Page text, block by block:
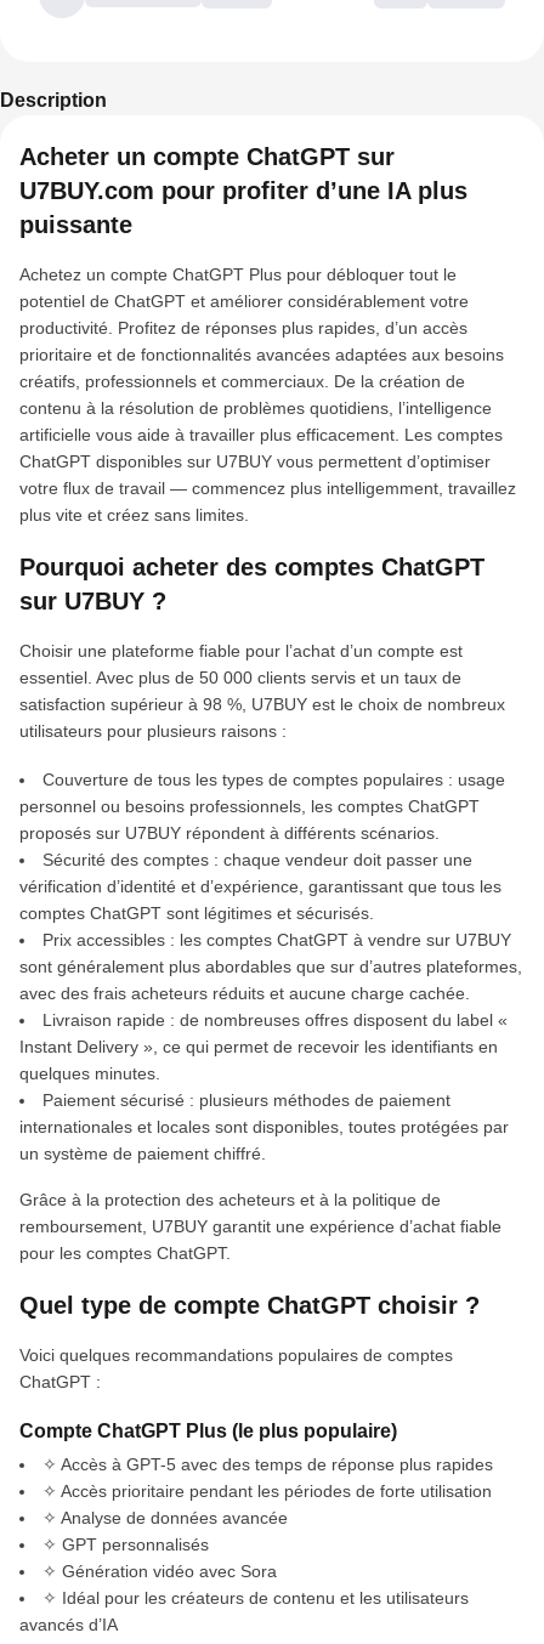
Description
Acheter un compte ChatGPT sur
U7BUY.com pour profiter d’une IA plus
puissante
Achetez un compte ChatGPT Plus pour débloquer tout le
potentiel de ChatGPT et améliorer considérablement votre
productivité. Profitez de réponses plus rapides, d’un accès
prioritaire et de fonctionnalités avancées adaptées aux besoins
créatifs, professionnels et commerciaux. De la création de
contenu à la résolution de problèmes quotidiens, l’intelligence
artificielle vous aide à travailler plus efficacement. Les comptes
ChatGPT disponibles sur U7BUY vous permettent d’optimiser
votre flux de travail — commencez plus intelligemment, travaillez
plus vite et créez sans limites.
Pourquoi acheter des comptes ChatGPT
sur U7BUY ?
Choisir une plateforme fiable pour l’achat d’un compte est
essentiel. Avec plus de 50 000 clients servis et un taux de
satisfaction supérieur à 98 %, U7BUY est le choix de nombreux
utilisateurs pour plusieurs raisons :
Couverture de tous les types de comptes populaires : usage
personnel ou besoins professionnels, les comptes ChatGPT
proposés sur U7BUY répondent à différents scénarios.
Sécurité des comptes : chaque vendeur doit passer une
vérification d’identité et d’expérience, garantissant que tous les
comptes ChatGPT sont légitimes et sécurisés.
Prix accessibles : les comptes ChatGPT à vendre sur U7BUY
sont généralement plus abordables que sur d’autres plateformes,
avec des frais acheteurs réduits et aucune charge cachée.
Livraison rapide : de nombreuses offres disposent du label «
Instant Delivery », ce qui permet de recevoir les identifiants en
quelques minutes.
Paiement sécurisé : plusieurs méthodes de paiement
internationales et locales sont disponibles, toutes protégées par
un système de paiement chiffré.
Grâce à la protection des acheteurs et à la politique de
remboursement, U7BUY garantit une expérience d’achat fiable
pour les comptes ChatGPT.
Quel type de compte ChatGPT choisir ?
Voici quelques recommandations populaires de comptes
ChatGPT :
Compte ChatGPT Plus (le plus populaire)
✧ Accès à GPT-5 avec des temps de réponse plus rapides
✧ Accès prioritaire pendant les périodes de forte utilisation
✧ Analyse de données avancée
✧ GPT personnalisés
✧ Génération vidéo avec Sora
✧ Idéal pour les créateurs de contenu et les utilisateurs
avancés d’IA